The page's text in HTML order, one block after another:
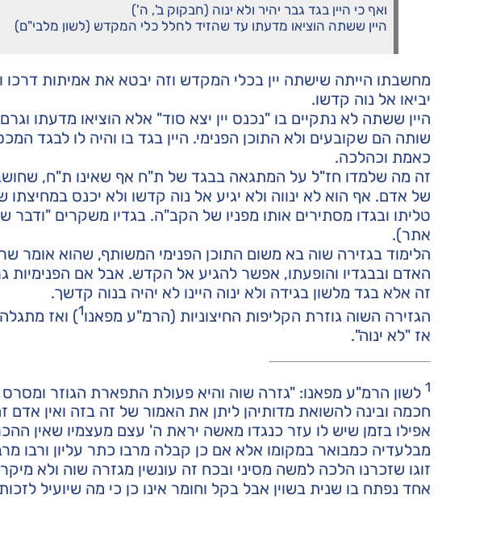
ואף כי היין בגד גבר יהיר ולא ינוה (חבקוק ב', ה')
היין ששתה הוציאו מדעתו עד שהזיד לחלל כלי המקדש (לשון מלבי"ם)
מחשבתו הייתה שישתה יין בכלי המקדש וזה יבטא את אמיתות דרכו
יביאו אל נוה קדשו.
היין ששתה לא נתקיים בו "נכנס יין יצא סוד" אלא הוציאו מדעתו
שותה הם שקובעים ולא התוכן הפנימי. היין בגד בו והיה לו לבגד
כאמת וכהלכה.
זה מה שלמדו חז"ל על המתגאה בבגד של ת"ח אף שאינו ת"ח,
של אדם. אף הוא לא ינווה ולא יגיע אל נוה קדשו ולא יכנס
טליתו ובגדו מסתירים אותו מפניו של הקב"ה. בגדיו משקרים "ודבר
אתר).
הלימוד בגזירה שוה בא משום התוכן הפנימי המשותף, שהוא אומר
האדם ובבגדיו והופעתו, אפשר להגיע אל הקדש. אבל אם הפנימיות
זה אלא בגד מלשון בגידה ולא ינוה היינו לא יהיה בנוה קדשך.
הגזירה השוה גוזרת הקליפות החיצוניות (הרמ"ע מפאנו1) ואז מתגלה
אז "לא ינוה".
1לשון הרמ"ע מפאנו: "גזרה שוה והיא פעולת התפארת הגוזר ומסרס
חכמה ובינה להשואת מדותיהן ליתן את האמור של זה בזה ואין אדם
אפילו בזמן שיש לו עזר כנגדו מאשה יראת ה' עצם מעצמיו שאין
מבלעדיה כמבואר במקומו אלא אם כן קבלה מרבו כתר עליון ורבו
זוגו שזכרנו הלכה למשה מסיני ובכח זה עונשין מגזרה שוה ולא
אחד נפתח בו שנית בשוין אבל בקל וחומר אינו כן כי מה שיועיל